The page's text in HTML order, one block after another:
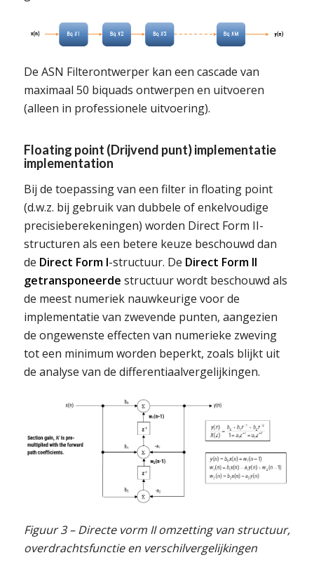
De ASN Filterontwerper kan een cascade van
maximaal 50 biquads ontwerpen en uitvoeren
(alleen in professionele uitvoering).
Floating point (Drijvend punt) implementatie
implementation
Bij de toepassing van een filter in floating point
(d.w.z. bij gebruik van dubbele of enkelvoudige
precisieberekeningen) worden Direct Form II-
structuren als een betere keuze beschouwd dan
de Direct Form I-structuur. De Direct Form II
getransponeerde structuur wordt beschouwd als
de meest numeriek nauwkeurige voor de
implementatie van zwevende punten, aangezien
de ongewenste effecten van numerieke zweving
tot een minimum worden beperkt, zoals blijkt uit
de analyse van de differentiaalvergelijkingen.
Figuur 3 – Directe vorm II omzetting van structuur,
overdrachtsfunctie en verschilvergelijkingen